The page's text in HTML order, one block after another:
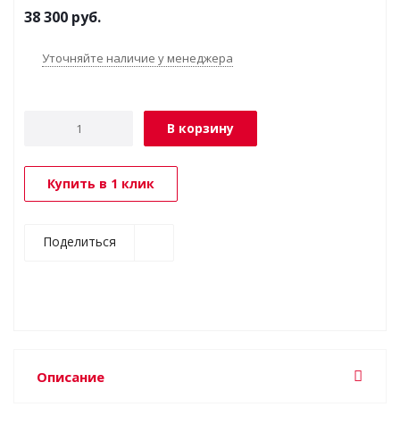
38 300 руб.
Уточняйте наличие у менеджера
В корзину
Купить в 1 клик
Поделиться
Описание